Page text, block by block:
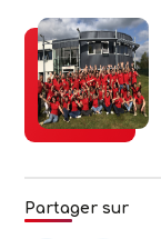
Partager sur